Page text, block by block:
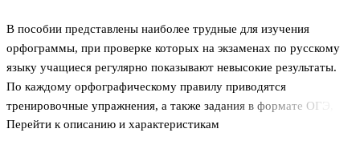
В пособии представлены наиболее трудные для изучения
орфограммы, при проверке которых на экзаменах по русскому
языку учащиеся регулярно показывают невысокие результаты.
По каждому орфографическому правилу приводятся
тренировочные упражнения, а также задания в формате ОГЭ,
ЕГЭ и ВПР. Издание будет полезно учащимся средних и старших
Перейти к описанию и характеристикам